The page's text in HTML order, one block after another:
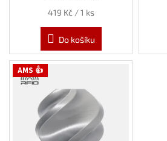
Měrná
419 Kč / 1 ks
Do košíku
AMS 👍